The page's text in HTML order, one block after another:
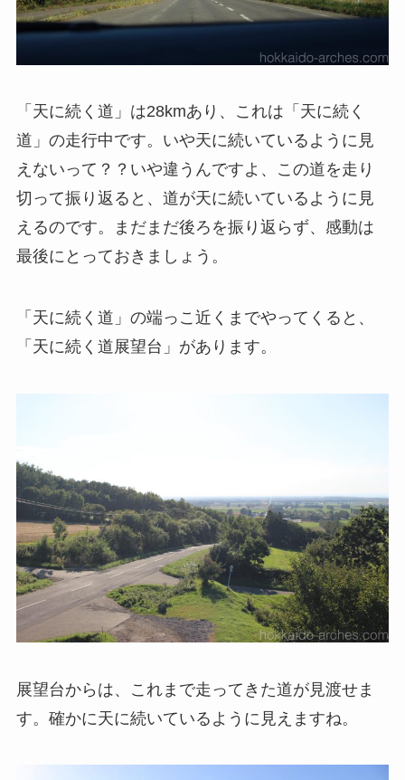
「天に続く道」は28kmあり、これは「天に続く
道」の走行中です。いや天に続いているように見
えないって？？いや違うんですよ、この道を走り
切って振り返ると、道が天に続いているように見
えるのです。まだまだ後ろを振り返らず、感動は
最後にとっておきましょう。
「天に続く道」の端っこ近くまでやってくると、
「天に続く道展望台」があります。
展望台からは、これまで走ってきた道が見渡せま
す。確かに天に続いているように見えますね。